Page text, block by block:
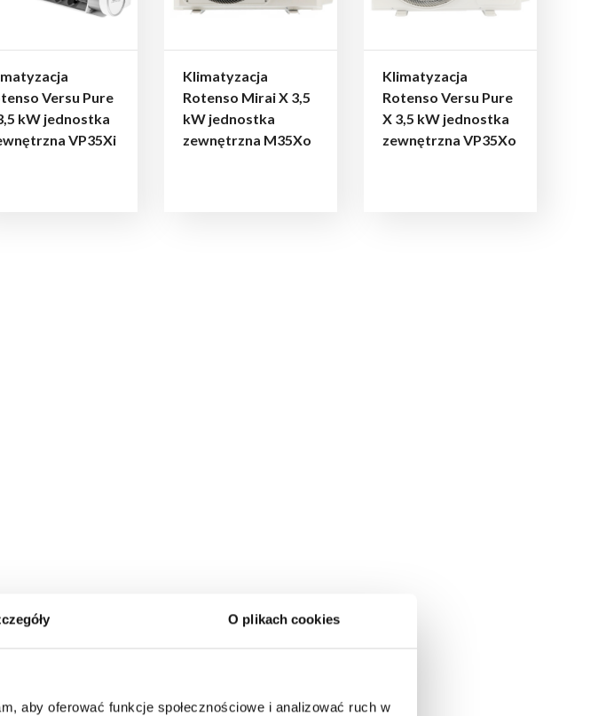
O plikach cookies
aby oferować funkcje społecznościowe i analizować ruch w
Versu Pure
kW jednostka
VP35Xi
Klimatyzacja
Rotenso Mirai X 3,5
kW jednostka
zewnętrzna M35Xo
Klimatyzacja
Rotenso Versu Pure
X 3,5 kW jednostka
zewnętrzna VP35Xo